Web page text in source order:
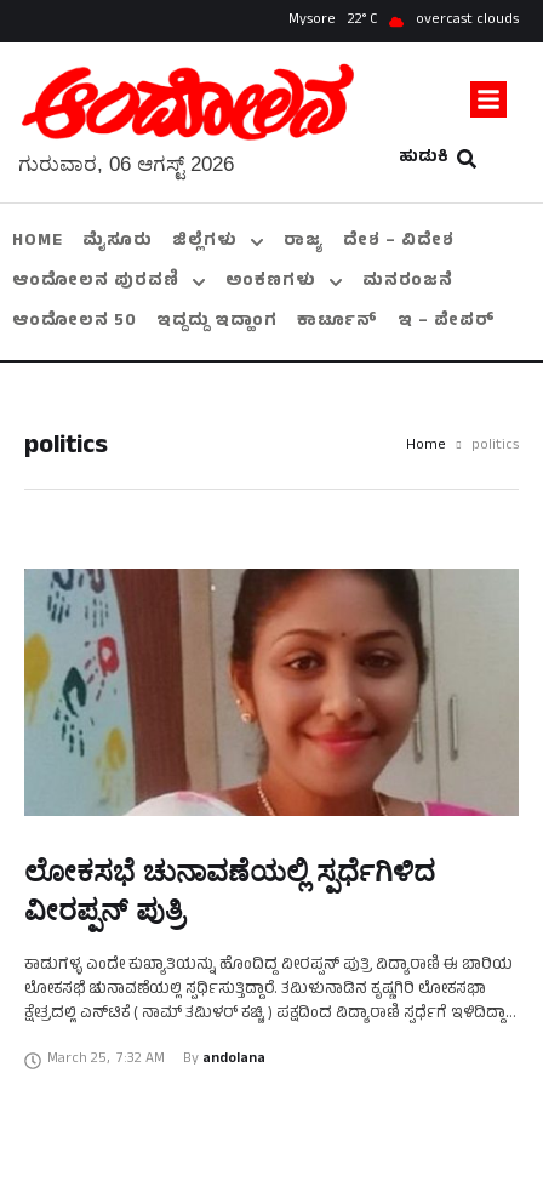
Mysore 22 overcast clouds
ಹುಡುಕಿ
ಗುರುವಾರ, 06 ಆಗಸ್ಟ್ 2026
HOME ಮೈಸೂರು ಜಿಲ್ಲೆಗಳು ರಾಜ್ಯ
ದೇಶ – ವಿದೇಶ
ಆಂದೋಲನ ಪುರವಣಿ
ಅಂಕಣಗಳು
ಮನರಂಜನೆ
ಆಂದೋಲನ 50
ಇದ್ದದ್ದು ಇದ್ಹಾಂಗ ಕಾರ್ಟೂನ್ ಇ – ಪೇಪರ್
politics Home politics
ಲೋಕಸಭೆ ಚುನಾವಣೆಯಲ್ಲಿ ಸ್ಪರ್ಧೆಗಿಳಿದ
ವೀರಪ್ಪನ್‌ ಪುತ್ರಿ
ಕಾಡುಗಳ್ಳ ಎಂದೇ ಕುಖ್ಯಾತಿಯನ್ನು ಹೊಂದಿದ್ದ ವೀರಪ್ಪನ್‌ ಪುತ್ರಿ ವಿದ್ಯಾರಾಣಿ ಈ ಬಾರಿಯ
ಲೋಕಸಭೆ ಚುನಾವಣೆಯಲ್ಲಿ ಸ್ಪರ್ಧಿಸುತ್ತಿದ್ದಾರೆ. ತಮಿಳುನಾಡಿನ ಕೃಷ್ಣಗಿರಿ ಲೋಕಸಭಾ
ಕ್ಷೇತ್ರದಲ್ಲಿ ಎನ್‌ಟಿಕೆ ( ನಾಮ್‌ ತಮಿಳರ್‌ ಕಚ್ಚಿ ) ಪಕ್ಷದಿಂದ ವಿದ್ಯಾರಾಣಿ ಸ್ಪರ್ಧೆಗೆ ಇಳಿದಿದ್ದಾರೆ.
March 25, 7:32 AM By andolana